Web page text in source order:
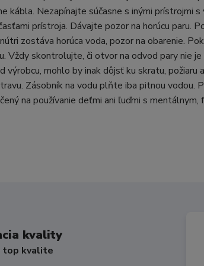
kábla. Nezapínajte súčasne s inými prístrojmi
prístroja. Dávajte pozor na horúcu paru.
zostáva horúca voda, pozor na obarenie.
Vždy skontrolujte, či otvor na odvod pary nie
výrobcu, mohlo by inak dôjsť ku skratu,
Zásobník na vodu plňte iba pitnou vodou.
na používanie deťmi ani ľuďmi s
kvality
top kvalite